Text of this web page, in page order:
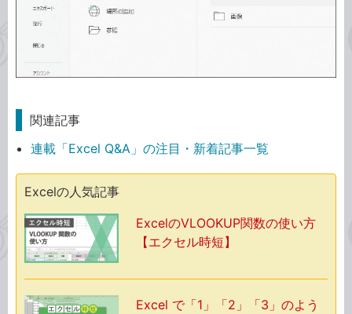
関連記事
連載「Excel Q&A」の注目・新着記事一覧
Excelの人気記事
ExcelのVLOOKUP関数の使い方
【エクセル時短】
Excel で「1」「2」「3」のよう